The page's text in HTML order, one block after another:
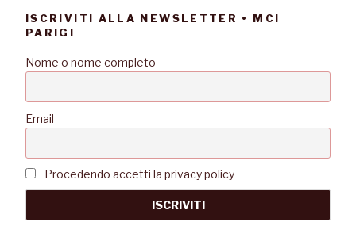
ISCRIVITI ALLA NEWSLETTER • MCI
PARIGI
Nome o nome completo
Email
Procedendo accetti la privacy policy